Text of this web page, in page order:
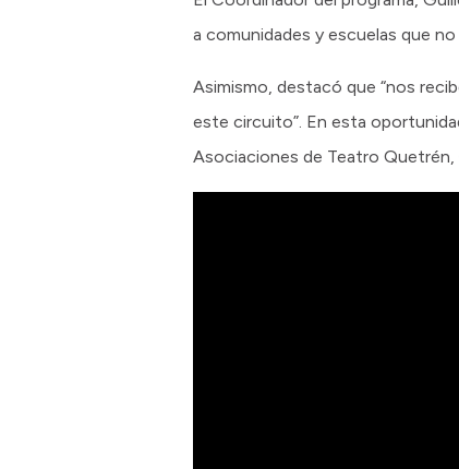
a comunidades y escuelas que
Asimismo, destacó que “nos
este circuito”. En esta
Asociaciones de Teatro